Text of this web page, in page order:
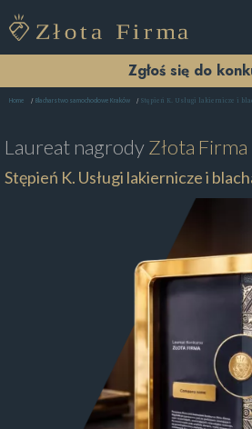
Zgłoś się do
Home Blacharstwo samochodowe Kraków Stępień K. Usługi lakiernicze i
Laureat nagrodyZłota Firma
Stępień K. Usługi lakiernicze i